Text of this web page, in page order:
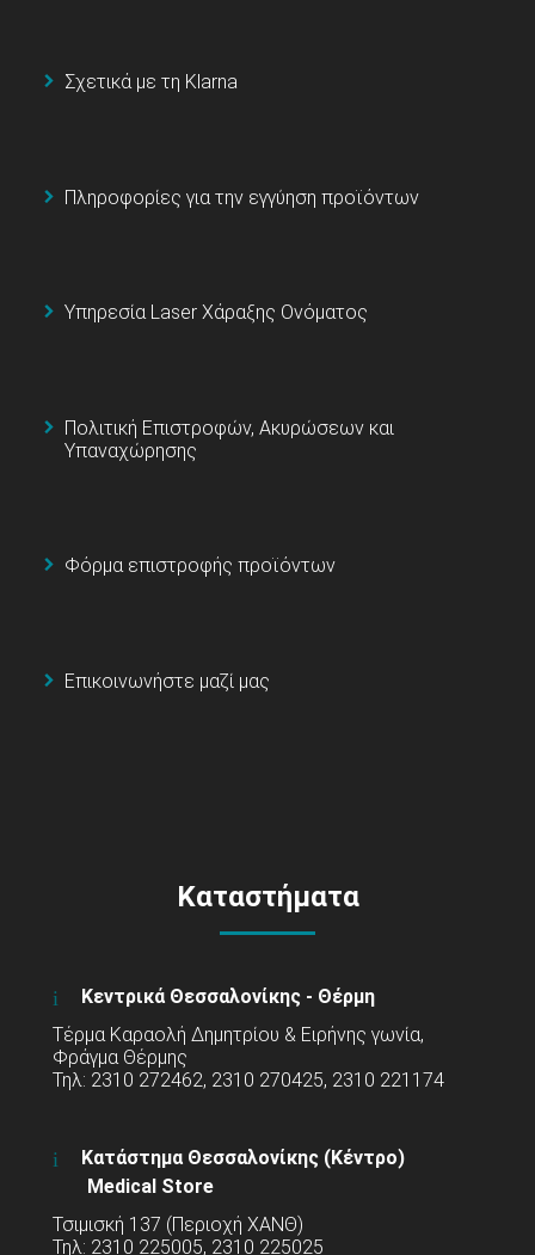
Σχετικά με τη Klarna
Πληροφορίες για την εγγύηση προϊόντων
Υπηρεσία Laser Χάραξης Ονόματος
Πολιτική Επιστροφών, Ακυρώσεων και
Υπαναχώρησης
Φόρμα επιστροφής προϊόντων
Επικοινωνήστε μαζί μας
Καταστήματα
Κεντρικά Θεσσαλονίκης - Θέρμη
Τέρμα Καραολή Δημητρίου & Ειρήνης γωνία,
Φράγμα Θέρμης
Τηλ: 2310 272462, 2310 270425, 2310 221174
Κατάστημα Θεσσαλονίκης (Κέντρο)
Medical Store
Τσιμισκή 137 (Περιοχή ΧΑΝΘ)
Τηλ: 2310 225005, 2310 225025